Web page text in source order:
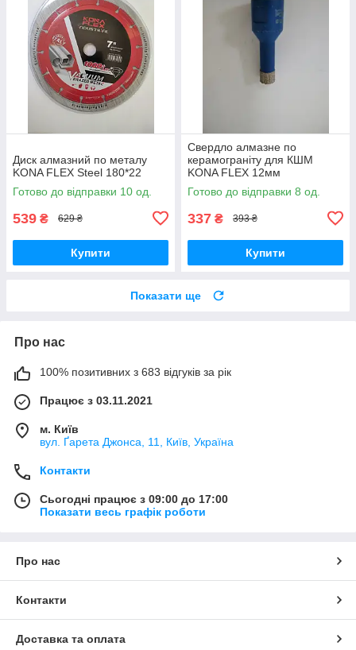
Диск алмазний по металу
KONA FLEX Steel 180*22
Готово до відправки 10 од.
539 ₴ 629 ₴
Купити
Свердло алмазне по
керамограніту для КШМ
KONA FLEX 12мм
Готово до відправки 8 од.
337 ₴ 393 ₴
Купити
Показати ще
Про нас
100% позитивних з 683 відгуків за рік
Працює з 03.11.2021
м. Київ
вул. Ґарета Джонса, 11, Київ, Україна
Контакти
Сьогодні працює з 09:00 до 17:00
Показати весь графік роботи
Про нас
Контакти
Доставка та оплата